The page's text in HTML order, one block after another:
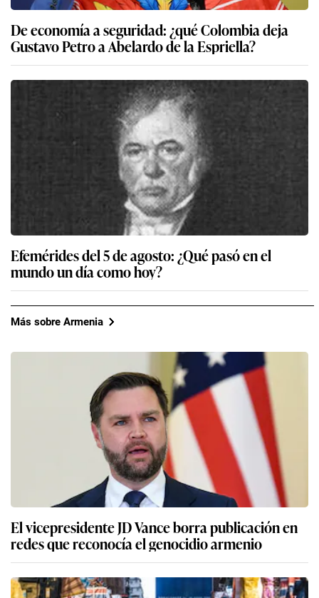
De economía a seguridad: ¿qué Colombia deja
Gustavo Petro a Abelardo de la Espriella?
Efemérides del 5 de agosto: ¿Qué pasó en el
mundo un día como hoy?
Más sobre Armenia
El vicepresidente JD Vance borra publicación en
redes que reconocía el genocidio armenio